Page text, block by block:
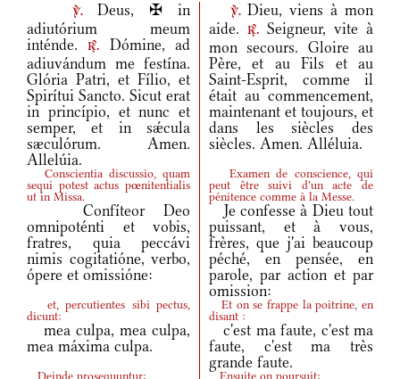
v.Deus, ✠ in
adiutórium meum
inténde.r.
Dómine, ad
adiuvándum me festína.
Glória Patri, et Fílio, et
Spirítui Sancto. Sicut erat
in princípio, et nunc et
semper, et in sǽcula
sæculórum. Amen.
Allelúia.
v.Dieu, viens à mon
aide.
r. Seigneur, vite à
mon secours. Gloire au
Père, et au Fils et au
Saint-Esprit, comme il
était au commencement,
maintenant et toujours, et
dans les siècles des
siècles. Amen. Alléluia.
Conscientia discussio, quam
sequi potest actus pœnitentialis
ut in Missa.
Examen de conscience, qui
peut être suivi d'un acte de
pénitence comme à la Messe.
Confíteor Deo
omnipoténti et vobis,
fratres, quia peccávi
nimis cogitatióne, verbo,
ópere et omissióne:
Je confesse à Dieu tout
puissant, et à vous,
frères, que j'ai beaucoup
péché, en pensée, en
parole, par action et par
omission:
et, percutientes sibi pectus,
dicunt:
Et on se frappe la poitrine, en
disant :
mea culpa, mea culpa,
mea máxima culpa.
c'est ma faute, c'est ma
faute, c'est ma très
grande faute.